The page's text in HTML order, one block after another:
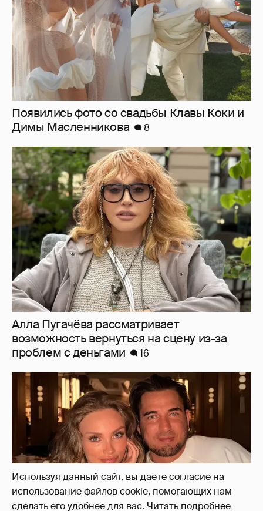
Используя данный сайт, вы даете согласие на
использование файлов cookie, помогающих нам
сделать его удобнее для вас. Читать подробнее
Появились фото со свадьбы Клавы Коки и
Димы Масленникова
8
Алла Пугачёва рассматривает
возможность вернуться на сцену из-за
проблем с деньгами
16